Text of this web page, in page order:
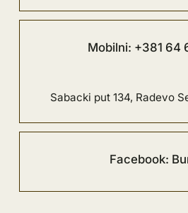
Mobilni: +381 64
Sabacki put 134, Radevo
Facebook: